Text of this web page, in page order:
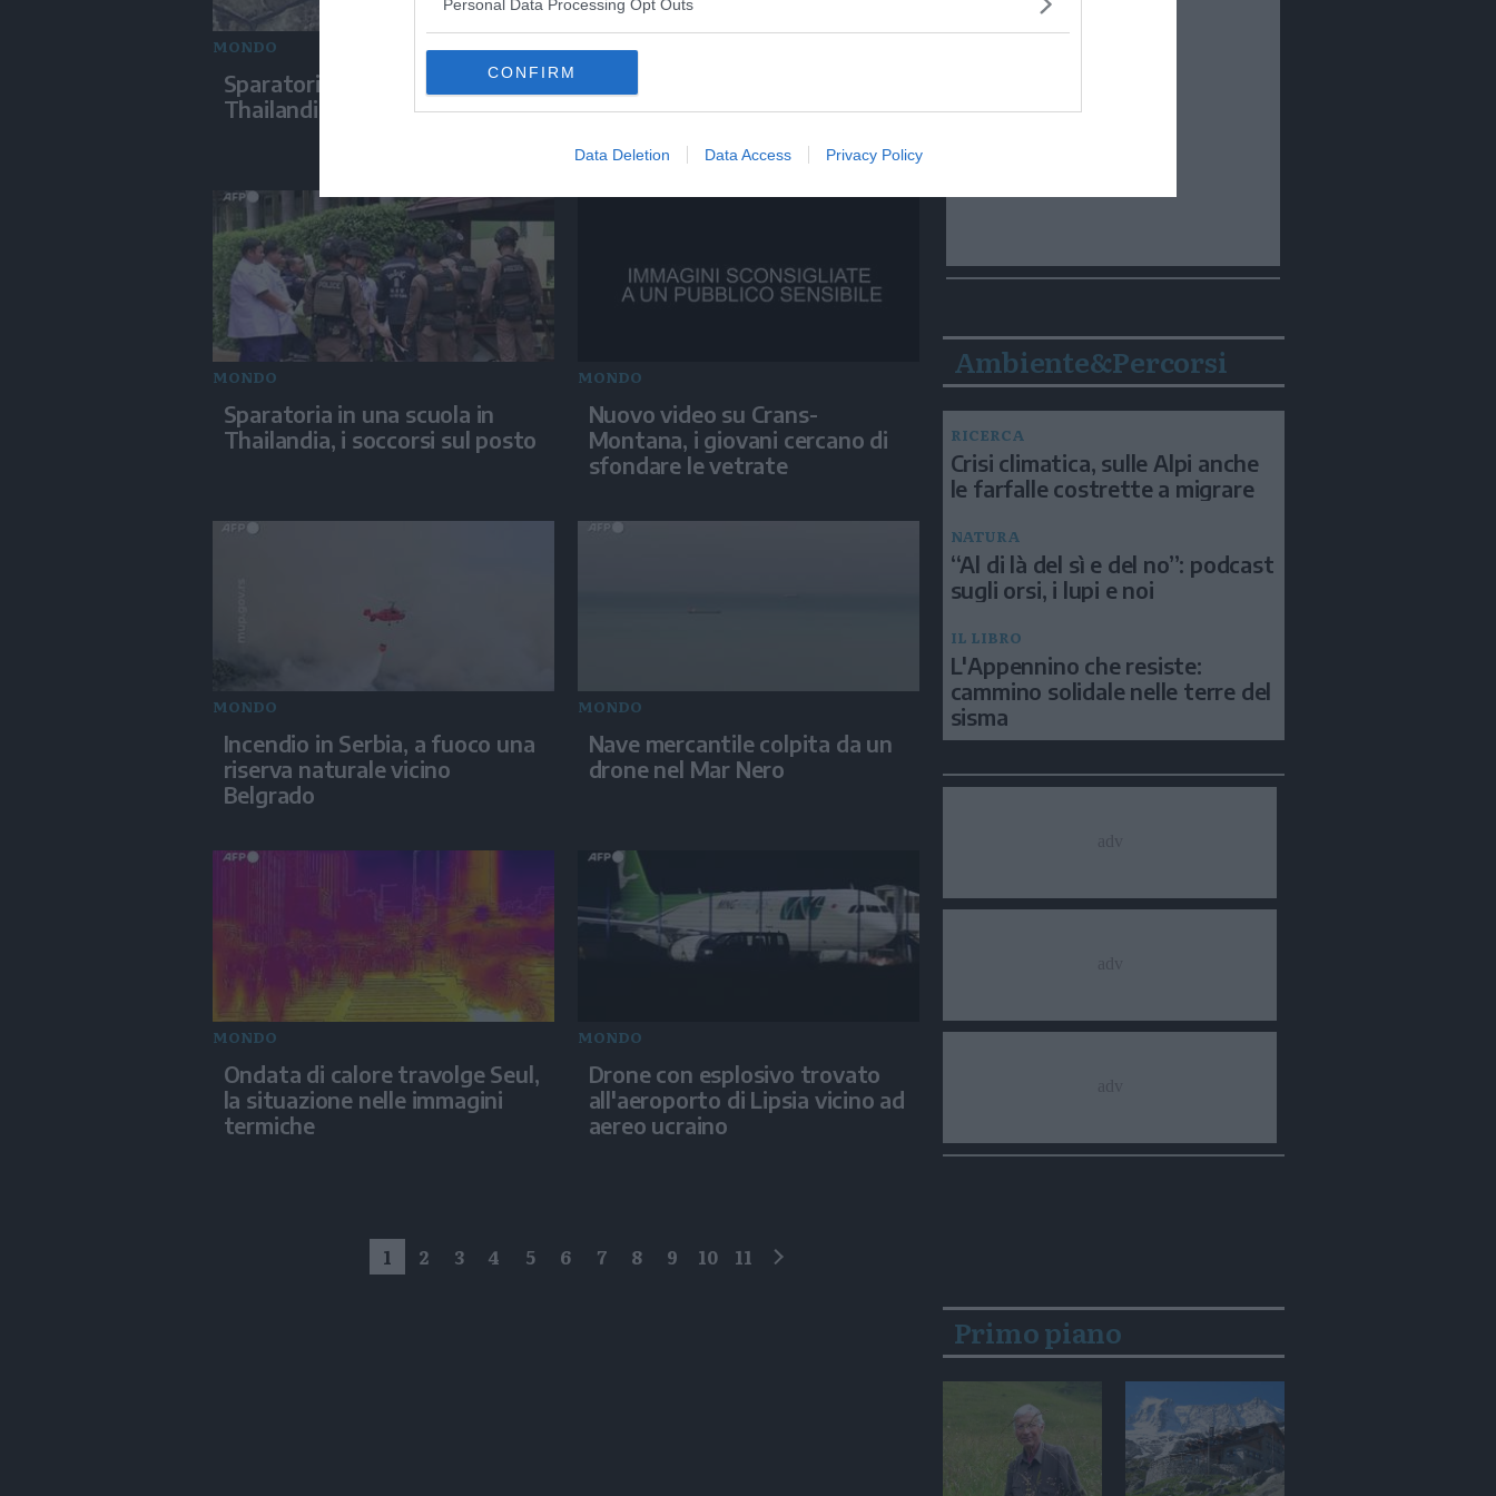
Personal Data Processing Opt Outs
CONFIRM
Data Deletion Data Access Privacy Policy
MONDO
Sparatoria in una scuola in
Thailandia, i rilievi della polizia
MONDO
sulla spiaggia: "Vogliamo
MONDO
Sparatoria in una scuola in
Thailandia, i soccorsi sul posto
MONDO
Nuovo video su Crans-
Montana, i giovani cercano di
sfondare le vetrate
MONDO
Incendio in Serbia, a fuoco una
riserva naturale vicino
Belgrado
MONDO
Nave mercantile colpita da un
drone nel Mar Nero
MONDO
Ondata di calore travolge Seul,
la situazione nelle immagini
termiche
MONDO
Drone con esplosivo trovato
all'aeroporto di Lipsia vicino ad
aereo ucraino
1 2 3 4 5 6 7 8 9 10 11
Ambiente&Percorsi
RICERCA
Crisi climatica, sulle Alpi anche
le farfalle costrette a migrare
NATURA
“Al di là del sì e del no”: podcast
sugli orsi, i lupi e noi
IL LIBRO
L'Appennino che resiste:
cammino solidale nelle terre del
sisma
Primo piano